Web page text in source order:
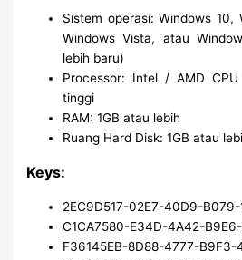
Sistem operasi: Windows 10,
Windows Vista, atau
lebih baru)
Processor: Intel / AMD
tinggi
RAM: 1GB atau lebih
Ruang Hard Disk: 1GB atau
Keys:
2EC9D517-02E7-40D9-
C1CA7580-E34D-4A42-B9E6-
F36145EB-8D88-4777-B9F3-